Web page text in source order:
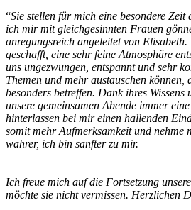
“Sie stellen für mich eine besondere Zeit
ich mir mit gleichgesinnten Frauen
anregungsreich angeleitet von
geschafft, eine sehr feine Atmosphäre
uns ungezwungen, entspannt und sehr
Themen und mehr austauschen können,
besonders betreffen. Dank ihres Wissens
unsere gemeinsamen Abende immer
hinterlassen bei mir einen hallenden
somit mehr Aufmerksamkeit und nehme
wahrer, ich bin sanfter zu mir.
Ich freue mich auf die Fortsetzung
möchte sie nicht vermissen. Herzlichen